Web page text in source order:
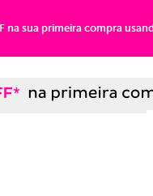
na sua primeira compra